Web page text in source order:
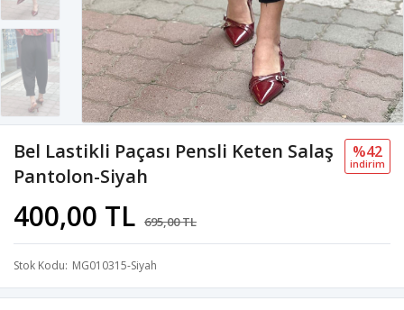
Bel Lastikli Paçası Pensli Keten Salaş
Pantolon-Siyah
400,00 TL 695,00 TL
%42
i̇ndi̇ri̇m
Stok Kodu MG010315-Siyah